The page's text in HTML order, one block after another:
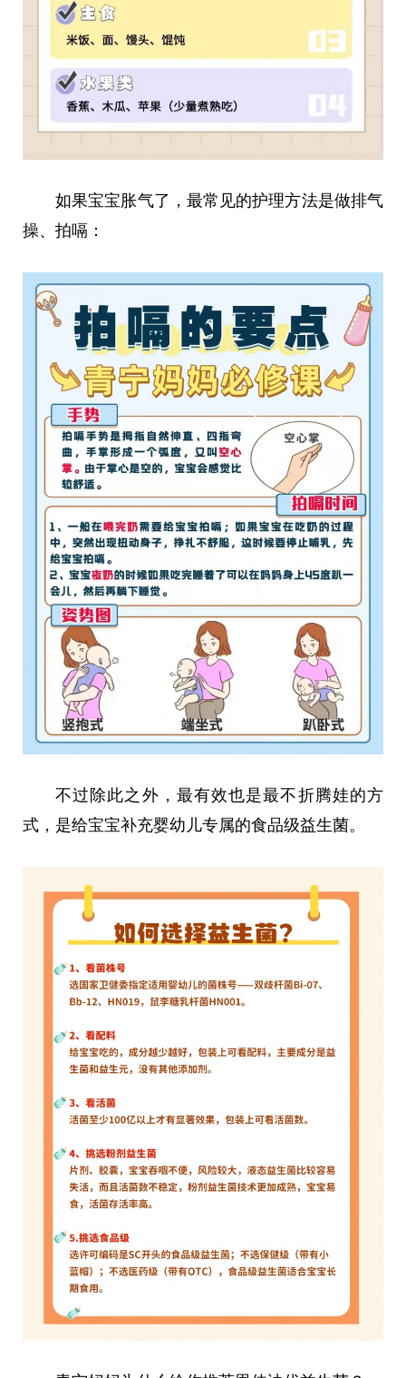
如果宝宝胀气了，最常见的护理方法是做排气
操、拍嗝：
不过除此之外，最有效也是最不折腾娃的方
式，是给宝宝补充婴幼儿专属的食品级益生菌。